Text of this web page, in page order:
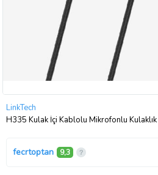
LinkTech
H335 Kulak İçi Kablolu Mikrofonlu Kulaklık
fecrtoptan 9,3